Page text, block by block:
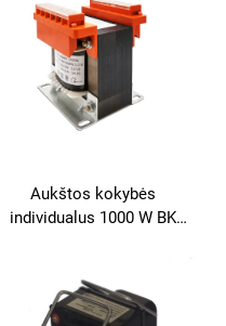
Aukštos kokybės
individualus 1000 W BK
stiprintuvams 36 V-48 V-110
V-220 V-480 V 60 Hz dažnis